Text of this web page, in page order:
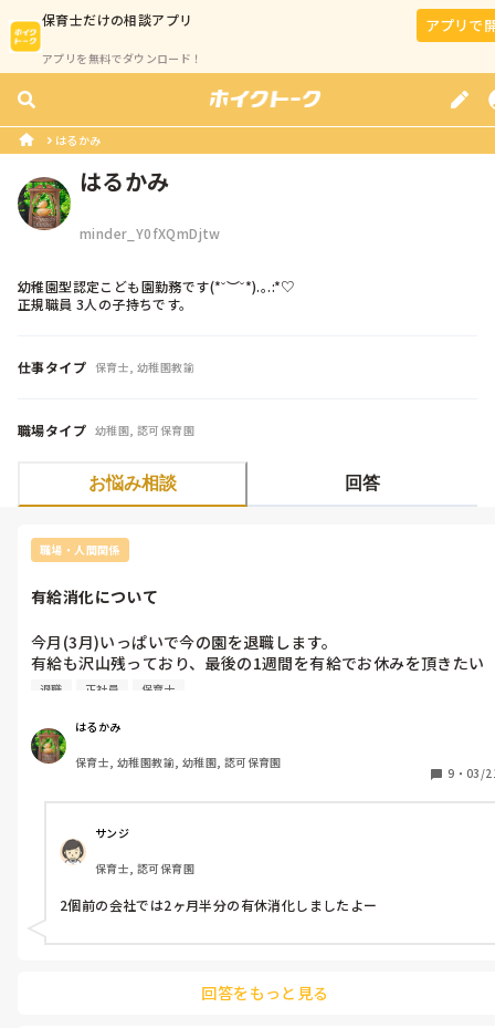
保育士だけの相談アプリ
アプリを無料でダウンロード！
アプリで
はるかみ
はるかみ
minder_Y0fXQmDjtw
幼稚園型認定こども園勤務です(*˘︶˘*).｡.:*♡
正規職員 3人の子持ちです。
仕事タイプ 保育士, 幼稚園教諭
職場タイプ 幼稚園, 認可保育園
お悩み相談 回答
職場・人間関係
有給消化について
今月(3月)いっぱいで今の園を退職します。
有給も沢山残っており、最後の1週間を有給でお休みを頂きたい
と園に言った所 今まで辞めていった人は有給消化とかしてない、
前例も何も園がそれを認めてこなかったから前例がないだけ
で…。
因みに今年度は病気(コロナ)で5日間有給 キャリアアップ研修を
勤めている園は幼稚園型の認定こども園です。なので終業式の後
は春休み(預かり保育)になります。
なので普段より子どもの数は減るし、卒園児は殆ど登園しませ
なので終業式まで仕事して区切りよく、春休み(預かり保育)から
の最後の1週間 お休みを頂きたいとお願いしたのに、先生(私)は
未満児の担任だからそんなのは関係ない、31日まで仕事に来るの
有給消化する事はそんなに悪い事なのか？
退職 正社員 保育士
はるかみ
保育士, 幼稚園教諭, 幼稚園, 認可保育園
9 ・ 03/
サンジ
保育士, 認可保育園
2個前の会社では2ヶ月半分の有休消化しましたよー
回答をもっと見る